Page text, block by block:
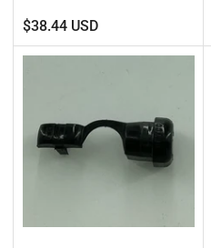
Precio
regular
$38.44 USD